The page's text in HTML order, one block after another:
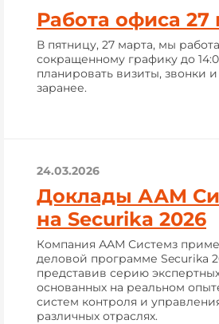
Работа офиса 27
В пятницу, 27 марта, мы
сокращенному графику до
планировать визиты, звонки
заранее.
24.03.2026
Доклады ААМ
на Securika 2026
Компания ААМ Системз
деловой программе Securika
представив серию
основанных на реальном
систем контроля и
различных отраслях.